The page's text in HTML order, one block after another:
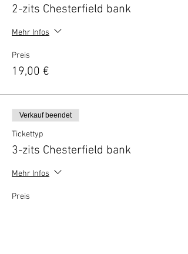
2-zits Chesterfield bank
Mehr Infos
Preis
19,00 €
Verkauf beendet
Tickettyp
3-zits Chesterfield bank
Mehr Infos
Preis